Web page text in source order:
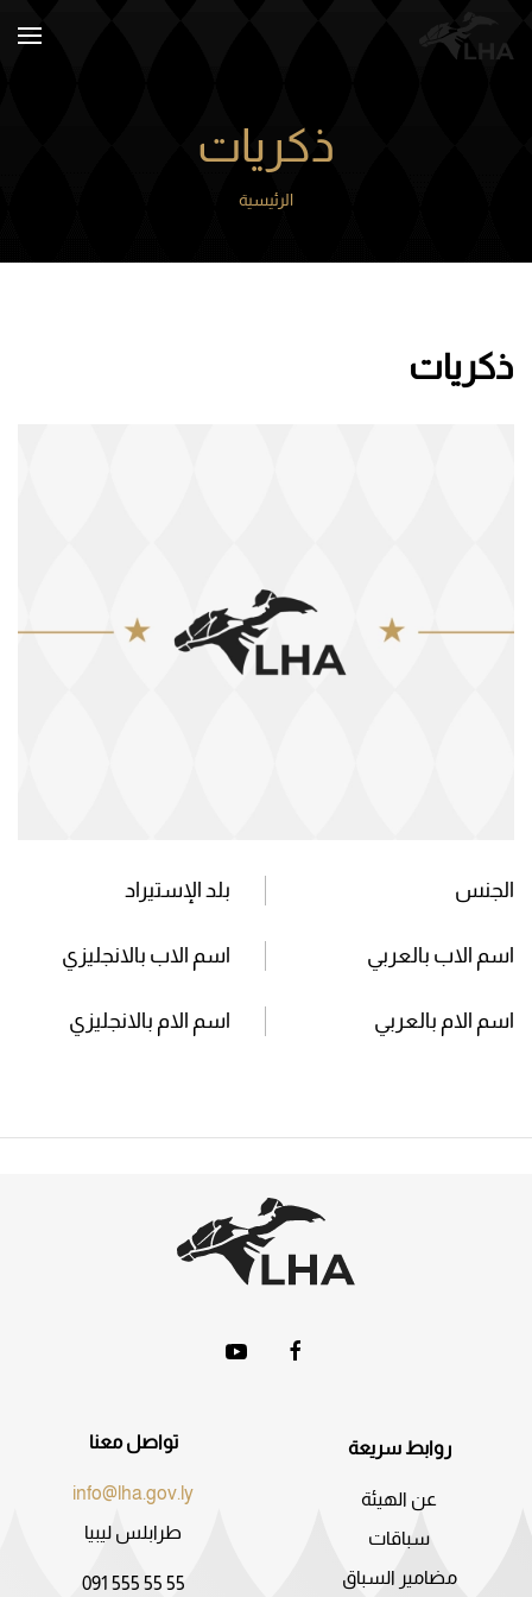
ذكريات
الرئيسية
ذكريات
الجنس بلد الإستيراد
اسم الاب بالعربي اسم الاب بالانجليزي
اسم الام بالعربي اسم الام بالانجليزي
روابط سريعة
عن الهيئة
سباقات
مضامير السباق
تواصل معنا
info@lha.gov.ly
طرابلس ليبيا
091 555 55 55